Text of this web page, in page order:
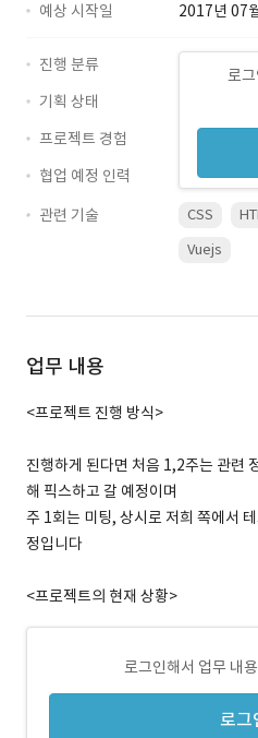
예상 시작일
2017년 07
로
진행 분류
기획 상태
프로젝트 경험
협업 예정 인력
관련 기술
CSS
Vuejs
업무 내용
<프로젝트 진행 방식>
진행하게 된다면 처음 1,2주는 관련
해 픽스하고 갈 예정이며
주 1회는 미팅, 상시로 저희 쪽에서
정입니다
<프로젝트의 현재 상황>
로그인해서 업무 내
로그